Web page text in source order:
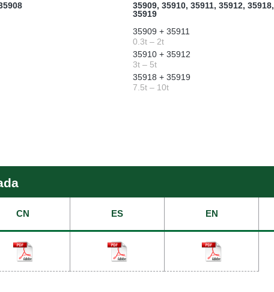
35909, 35910, 35911, 35912, 35918,
35919
35909 + 35911
0.3t – 2t
35910 + 35912
3t – 5t
35918 + 35919
7.5t – 10t
CN ES EN